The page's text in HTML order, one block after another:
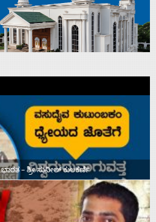
ಭಾರತ – ಶ್ರೀ ಸುನೀಲ್‌ ಕುಲಕರ್ಣಿ